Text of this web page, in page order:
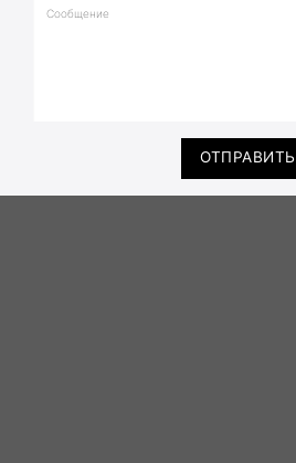
ОТПРАВИТЬ